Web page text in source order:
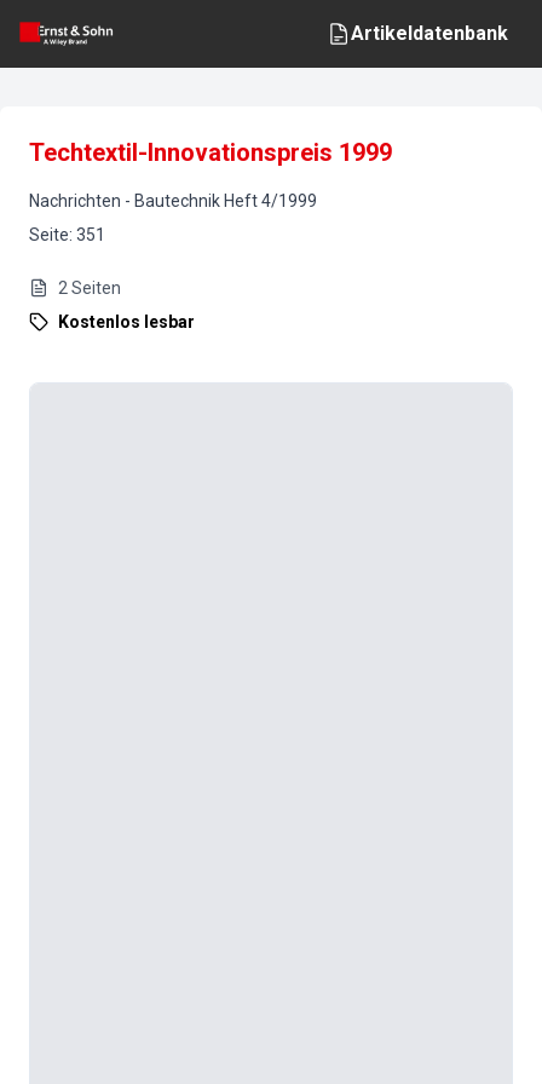
Artikeldatenbank
Techtextil-Innovationspreis 1999
Nachrichten - Bautechnik Heft4/1999
Seite: 351
2 Seiten
Kostenlos lesbar